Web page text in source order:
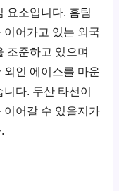
요소입니다. 홈팀
어가고 있는 외국
조준하고 있으며
인 에이스를 마운
다. 두산 타선이
이어갈 수 있을지가